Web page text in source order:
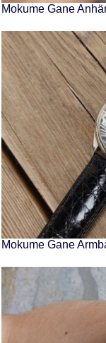
Mokume Gane
Mokume Gane